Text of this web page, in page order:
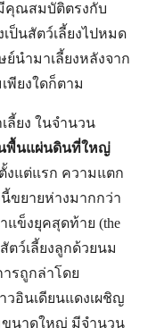
คุณสมบัติตรงกับ
ป็นสัตว์เลี้ยงไปหมด
นำมาเลี้ยงหลังจาก
พียงใดก็ตาม
ลี้ยง ในจำนวน
พื้นแผ่นดินที่ใหญ่
แต่แรก ความแตก
นี้ขยายห่างมากกว่า
แข็งยุคสุดท้าย (the
ตว์เลี้ยงลูกด้วยนม
รถูกล่าโดย
วอินเดียนแดงเผชิญ
ขนาดใหญ่ มีจำนวน